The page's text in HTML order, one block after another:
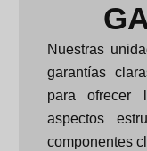
Nuestras
garantías
para ofrecer
aspectos
componentes